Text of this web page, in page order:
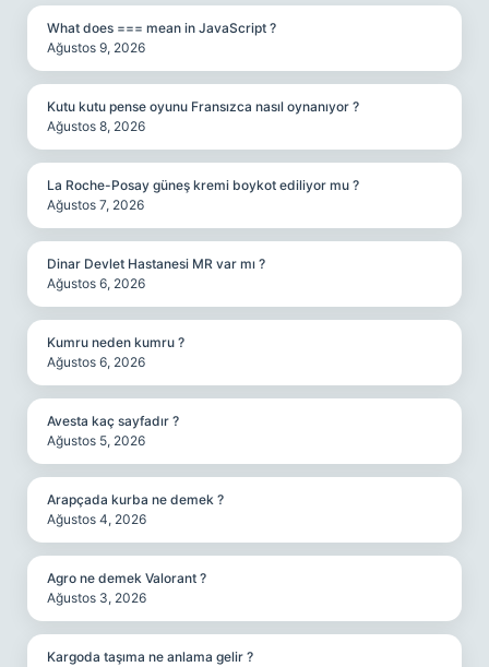
What does === mean in JavaScript ?
Ağustos 9, 2026
Kutu kutu pense oyunu Fransızca nasıl oynanıyor ?
Ağustos 8, 2026
La Roche-Posay güneş kremi boykot ediliyor mu ?
Ağustos 7, 2026
Dinar Devlet Hastanesi MR var mı ?
Ağustos 6, 2026
Kumru neden kumru ?
Ağustos 6, 2026
Avesta kaç sayfadır ?
Ağustos 5, 2026
Arapçada kurba ne demek ?
Ağustos 4, 2026
Agro ne demek Valorant ?
Ağustos 3, 2026
Kargoda taşıma ne anlama gelir ?